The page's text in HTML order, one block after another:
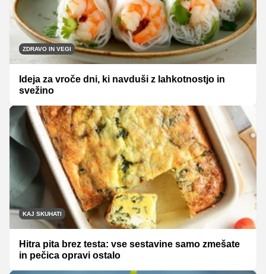
ZDRAVO IN VEGI
Ideja za vroče dni, ki navduši z lahkotnostjo in
svežino
KAJ SKUHATI
Hitra pita brez testa: vse sestavine samo zmešate
in pečica opravi ostalo